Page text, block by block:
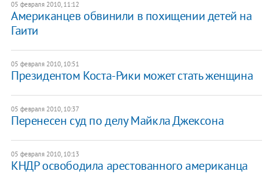
05 февраля 2010, 11:12
Американцев обвинили в похищении детей на
Гаити
05 февраля 2010, 10:51
Президентом Коста-Рики может стать женщина
05 февраля 2010, 10:37
Перенесен суд по делу Майкла Джексона
05 февраля 2010, 10:13
КНДР освободила арестованного американца